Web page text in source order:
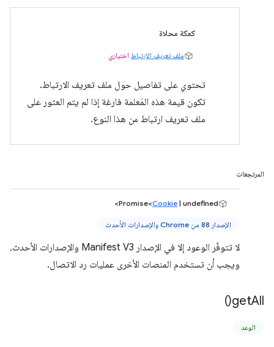
كعكة محلاة
ملف تعريف الارتباط اختياري
تحتوي على تفاصيل حول ملف تعريف الارتباط.
تكون قيمة هذه المَعلمة فارغة إذا لم يتم العثور على
ملف تعريف ارتباط من هذا النوع.
المرتجعات
Promise<Cookie | undefined>
الإصدار 88 من Chrome والإصدارات الأحدث
لا تتوفّر الوعود إلا في الإصدار Manifest V3 والإصدارات الأحدث،
ويجب أن تستخدم المنصات الأخرى عمليات رد الاتصال.
getAll(
)
الوعد